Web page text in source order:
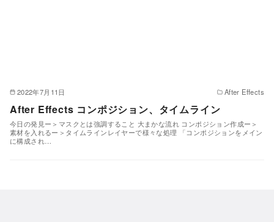
2022年7月11日 After Effects
After Effects コンポジション、タイムライン
今日の発見ー＞マスクとは強調すること 大まかな流れ コンポジション作成ー＞
素材を入れるー＞タイムラインレイヤーで様々な処理 「コンポジションをメイン
に構成され…